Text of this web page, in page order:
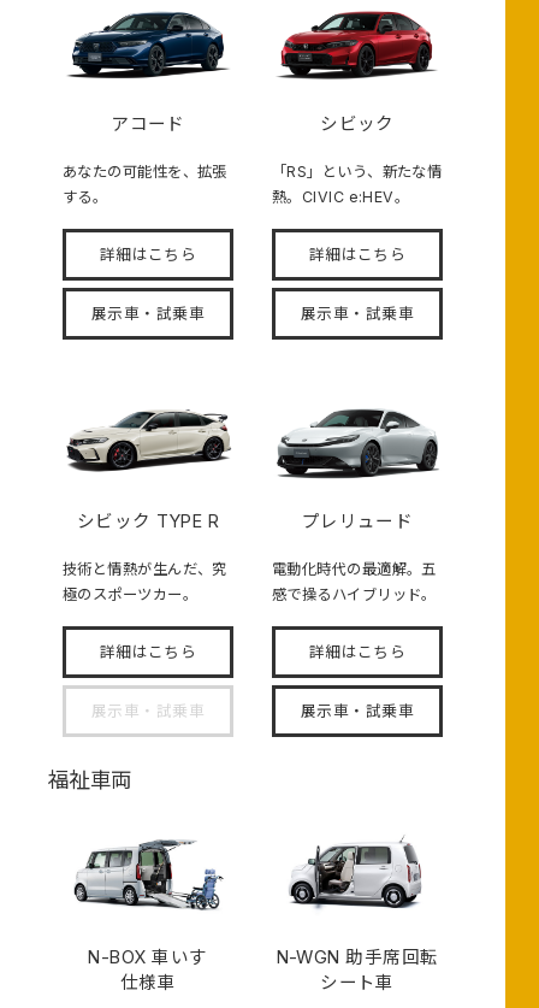
アコード
あなたの可能性を、拡張
する。
詳細はこちら
展示車・試乗車
シビック
「RS」という、新たな情
熱。CIVIC e:HEV。
詳細はこちら
展示車・試乗車
シビック TYPE R
技術と情熱が生んだ、究
極のスポーツカー。
詳細はこちら
展示車・試乗車
プレリュード
電動化時代の最適解。五
感で操るハイブリッド。
詳細はこちら
展示車・試乗車
福祉車両
N-BOX車いす
仕様車
N-WGN 助手席回転
シート車